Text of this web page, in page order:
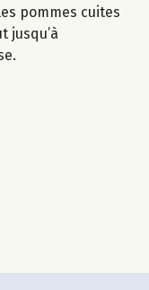
pommes cuites
jusqu’à